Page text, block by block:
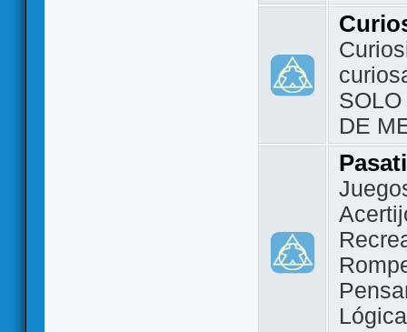
DE
Lógica